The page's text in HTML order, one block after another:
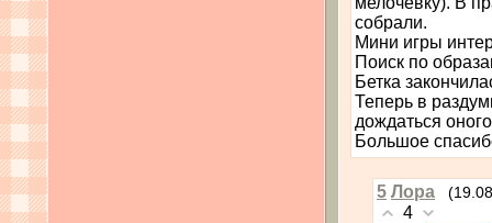
собрали.
Мини игры
Поиск по
Бетка
Теперь в
дождаться
Большое
5 Лора
4